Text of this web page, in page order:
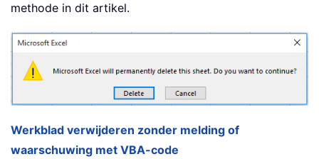
methode in dit artikel.
Werkblad verwijderen zonder melding of
waarschuwing met VBA-code